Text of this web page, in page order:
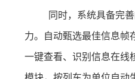
同时，系统具备完
力。自动甄选最佳信息帧
一键查看、识别信息在线